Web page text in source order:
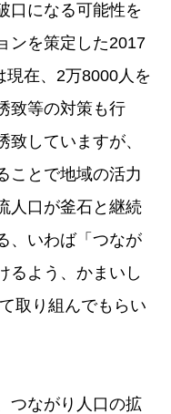
口になる可能性を
ンを策定した2017
在、2万8000人を
致等の対策も行
していますが、
ことで地域の活力
人口が釜石と継続
、いわば「つなが
るよう、かまいし
取り組んでもらい
つながり人口の拡